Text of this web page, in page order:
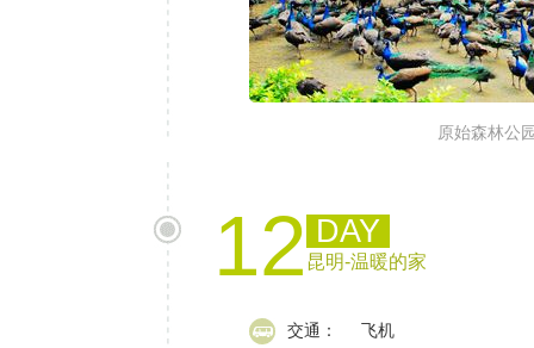
原始森林公
12 DAY
昆明-温暖的家
交通： 飞机